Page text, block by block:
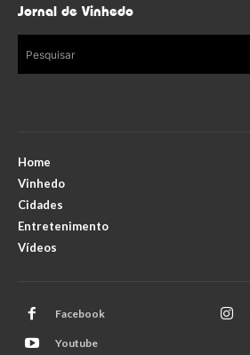
Jornal de Vinhedo
Pesquisar
Home
Vinhedo
Cidades
Entretenimento
Vídeos
Facebook
Youtube